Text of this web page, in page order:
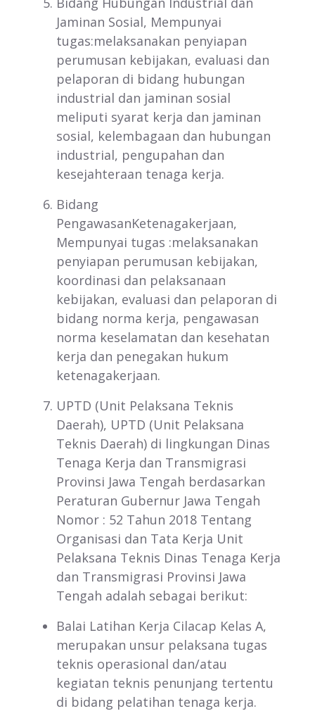
Jaminan Sosial, Mempunyai
tugas:melaksanakan penyiapan
perumusan kebijakan, evaluasi dan
pelaporan di bidang hubungan
industrial dan jaminan sosial
meliputi syarat kerja dan jaminan
sosial, kelembagaan dan hubungan
industrial, pengupahan dan
kesejahteraan tenaga kerja.
Bidang
PengawasanKetenagakerjaan,
Mempunyai tugas :melaksanakan
penyiapan perumusan kebijakan,
koordinasi dan pelaksanaan
kebijakan, evaluasi dan pelaporan di
bidang norma kerja, pengawasan
norma keselamatan dan kesehatan
kerja dan penegakan hukum
ketenagakerjaan.
UPTD (Unit Pelaksana Teknis
Daerah), UPTD (Unit Pelaksana
Teknis Daerah) di lingkungan Dinas
Tenaga Kerja dan Transmigrasi
Provinsi Jawa Tengah berdasarkan
Peraturan Gubernur Jawa Tengah
Nomor : 52 Tahun 2018 Tentang
Organisasi dan Tata Kerja Unit
Pelaksana Teknis Dinas Tenaga Kerja
dan Transmigrasi Provinsi Jawa
Tengah adalah sebagai berikut:
Balai Latihan Kerja Cilacap Kelas A,
merupakan unsur pelaksana tugas
teknis operasional dan/atau
kegiatan teknis penunjang tertentu
di bidang pelatihan tenaga kerja.